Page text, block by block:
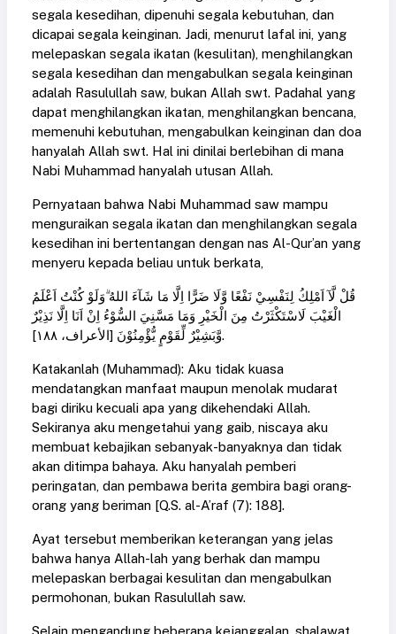
segala kesedihan, dipenuhi segala kebutuhan, dan
dicapai segala keinginan. Jadi, menurut lafal ini, yang
melepaskan segala ikatan (kesulitan), menghilangkan
segala kesedihan dan mengabulkan segala keinginan
adalah Rasulullah saw, bukan Allah swt. Padahal yang
dapat menghilangkan ikatan, menghilangkan bencana,
memenuhi kebutuhan, mengabulkan keinginan dan doa
hanyalah Allah swt. Hal ini dinilai berlebihan di mana
Nabi Muhammad hanyalah utusan Allah.
Pernyataan bahwa Nabi Muhammad saw mampu
menguraikan segala ikatan dan menghilangkan segala
kesedihan ini bertentangan dengan nas Al-Qur’an yang
menyeru kepada beliau untuk berkata,
قُلْ لَّآ اَمْلِكُ لِنَفْسِيْ نَفْعًا وَّلَا ضَرًّا اِلَّا مَا شَآءَ اللهُ ۗوَلَوْ كُنْتُ اَعْلَمُ
الْغَيْبَ لَاسْتَكْثَرْتُ مِنَ الْخَيْرِ وَمَا مَسَّنِيَ السُّوْءُ اِنْ اَنَا اِلَّا نَذِيْرٌ
وَّبَشِيْرٌ لِّقَوْمٍ يُّؤْمِنُوْنَ [الأعراف، ١٨٨].
Katakanlah (Muhammad): Aku tidak kuasa
mendatangkan manfaat maupun menolak mudarat
bagi diriku kecuali apa yang dikehendaki Allah.
Sekiranya aku mengetahui yang gaib, niscaya aku
membuat kebajikan sebanyak-banyaknya dan tidak
akan ditimpa bahaya. Aku hanyalah pemberi
peringatan, dan pembawa berita gembira bagi orang-
orang yang beriman [Q.S. al-A’raf (7): 188].
Ayat tersebut memberikan keterangan yang jelas
bahwa hanya Allah-lah yang berhak dan mampu
melepaskan berbagai kesulitan dan mengabulkan
permohonan, bukan Rasulullah saw.
Selain mengandung beberapa kejanggalan, shalawat